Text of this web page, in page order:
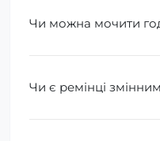
Чи можна мочити
Чи є ремінці